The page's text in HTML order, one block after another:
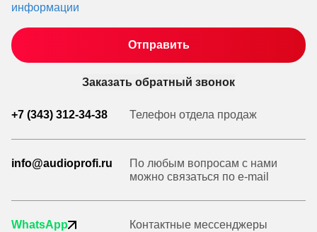
информации
Заказать обратный звонок
+7 (343) 312-34-38 Телефон отдела продаж
info@audioprofi.ru
По любым вопросам с нами
можно связаться по e-mail
WhatsApp
Контактные мессенджеры